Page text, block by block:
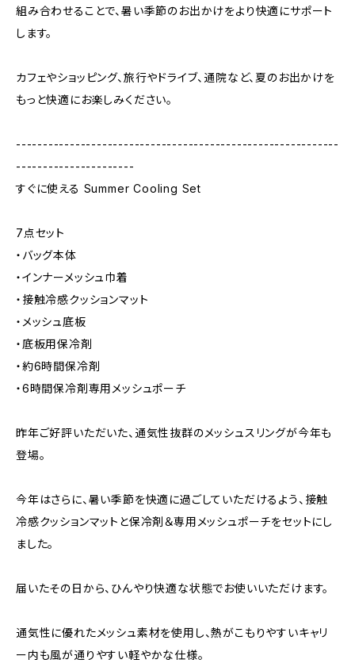
組み合わせることで、暑い季節のお出かけをより快適にサポート
します。
カフェやショッピング、旅行やドライブ、通院など、夏のお出かけを
もっと快適にお楽しみください。
------------------------------------------------------------
----------------------
すぐに使える Summer Cooling Set
7点セット
・バッグ本体
・インナーメッシュ巾着
・接触冷感クッションマット
・メッシュ底板
・底板用保冷剤
・約6時間保冷剤
・6時間保冷剤専用メッシュポーチ
昨年ご好評いただいた、通気性抜群のメッシュスリングが今年も
登場。
今年はさらに、暑い季節を快適に過ごしていただけるよう、接触
冷感クッションマットと保冷剤＆専用メッシュポーチをセットにし
ました。
届いたその日から、ひんやり快適な状態でお使いいただけます。
通気性に優れたメッシュ素材を使用し、熱がこもりやすいキャリ
ー内も風が通りやすい軽やかな仕様。